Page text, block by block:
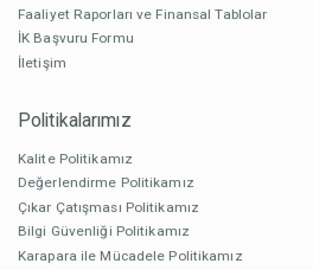
Faaliyet Raporları ve Finansal Tablolar
İK Başvuru Formu
İletişim
Politikalarımız
Kalite Politikamız
Değerlendirme Politikamız
Çıkar Çatışması Politikamız
Bilgi Güvenliği Politikamız
Karapara ile Mücadele Politikamız